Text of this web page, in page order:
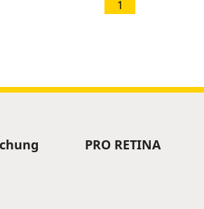
1
PRO RETINA